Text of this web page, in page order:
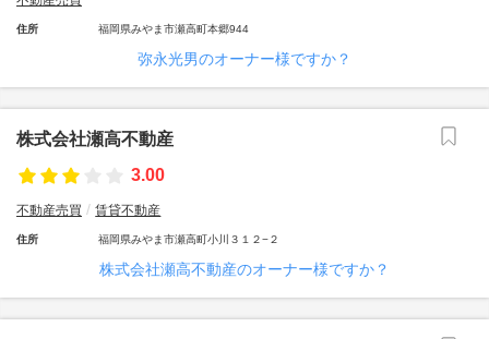
住所 福岡県みやま市瀬高町本郷944
弥永光男のオーナー様ですか？
株式会社瀬高不動産
3.00
不動産売買 賃貸不動産
住所 福岡県みやま市瀬高町小川３１２−２
株式会社瀬高不動産のオーナー様ですか？